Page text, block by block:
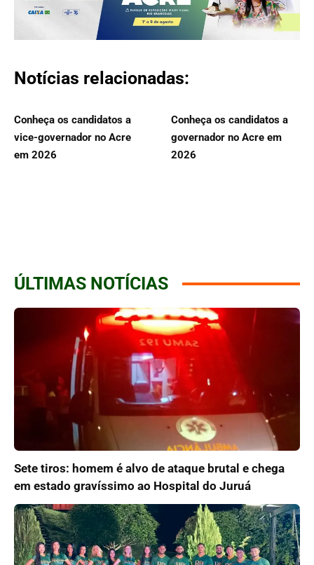
Notícias relacionadas:
Conheça os candidatos a
vice-governador no Acre
em 2026
Conheça os candidatos a
governador no Acre em
2026
ÚLTIMAS NOTÍCIAS
Sete tiros: homem é alvo de ataque brutal e chega
em estado gravíssimo ao Hospital do Juruá